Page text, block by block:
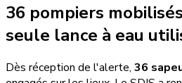
36 pompiers
seule lance à eau
Dès réception de l'alerte, 36